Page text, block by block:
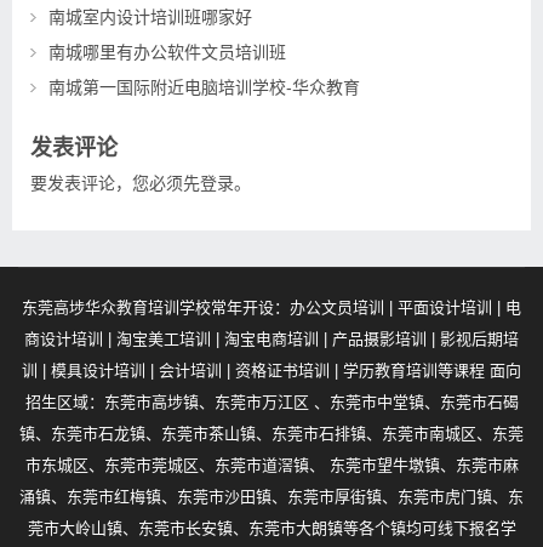
南城室内设计培训班哪家好
南城哪里有办公软件文员培训班
南城第一国际附近电脑培训学校-华众教育
发表评论
要发表评论，您必须先登录。
东莞高埗华众教育培训学校常年开设：办公文员培训 | 平面设计培训 | 电
商设计培训 | 淘宝美工培训 | 淘宝电商培训 | 产品摄影培训 | 影视后期培
训 | 模具设计培训 | 会计培训 | 资格证书培训 | 学历教育培训等课程 面向
招生区域：东莞市高埗镇、东莞市万江区 、东莞市中堂镇、东莞市石碣
镇、东莞市石龙镇、东莞市茶山镇、东莞市石排镇、东莞市南城区、东莞
市东城区、东莞市莞城区、东莞市道滘镇、 东莞市望牛墩镇、东莞市麻
涌镇、东莞市红梅镇、东莞市沙田镇、东莞市厚街镇、东莞市虎门镇、东
莞市大岭山镇、东莞市长安镇、东莞市大朗镇等各个镇均可线下报名学